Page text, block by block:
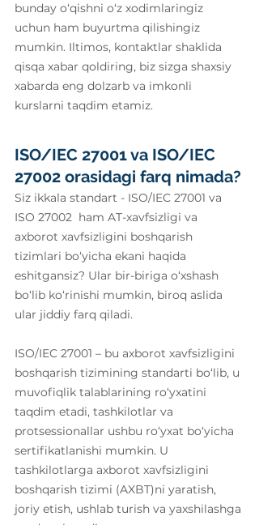
bunday o‘qishni o‘z xodimlaringiz
uchun ham buyurtma qilishingiz
mumkin. Iltimos, kontaktlar shaklida
qisqa xabar qoldiring, biz sizga shaxsiy
xabarda eng dolzarb va imkonli
kurslarni taqdim etamiz.
ISO/IEC 27001 va ISO/IEC
27002 orasidagi farq nimada?
Siz ikkala standart - ISO/IEC 27001 va
ISO 27002  ham AT-xavfsizligi va
axborot xavfsizligini boshqarish
tizimlari bo‘yicha ekani haqida
eshitgansiz? Ular bir-biriga o‘xshash
bo‘lib ko‘rinishi mumkin, biroq aslida
ular jiddiy farq qiladi.
ISO/IEC 27001 – bu axborot xavfsizligini
boshqarish tizimining standarti bo‘lib, u
muvofiqlik talablarining ro‘yxatini
taqdim etadi, tashkilotlar va
protsessionallar ushbu ro‘yxat bo‘yicha
sertifikatlanishi mumkin. U
tashkilotlarga axborot xavfsizligini
boshqarish tizimi (AXBT)ni yaratish,
joriy etish, ushlab turish va yaxshilashga